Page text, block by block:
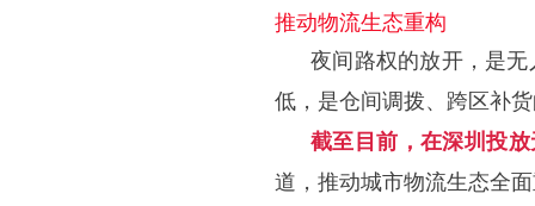
推动物流生态重构
夜间路权的放开，是
低，是仓间调拨、跨区补
截至目前，在深圳投
道，推动城市物流生态全